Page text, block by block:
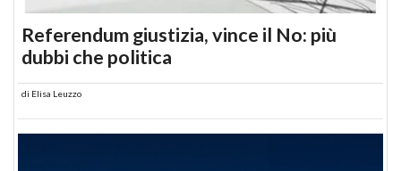
Referendum giustizia, vince il No: più
dubbi che politica
di Elisa Leuzzo